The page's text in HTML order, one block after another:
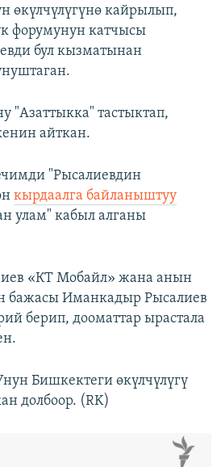
өкүлчүлүгүнө кайрылып,
форумунун катчысы
бул кызматынан
"Азаттыкка" тастыктап,
айткан.
"Рысалиевдин
кырдаалга байланыштуу
улам" кабыл алганы
«КТ Мобайл» жана анын
бажасы Иманкадыр Рысалиев
берип, дооматтар ырастала
Бишкектеги өкүлчүлүгү
долбоор. (RK)